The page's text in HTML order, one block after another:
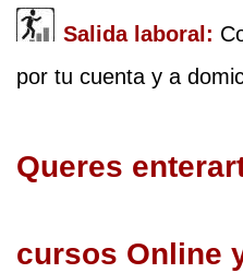
Salida laboral:
por tu cuenta y a
Queres
cursos Online